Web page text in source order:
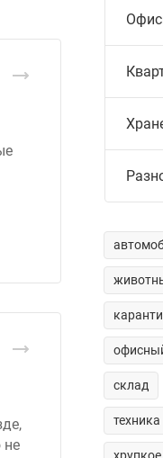
не
склад
техника